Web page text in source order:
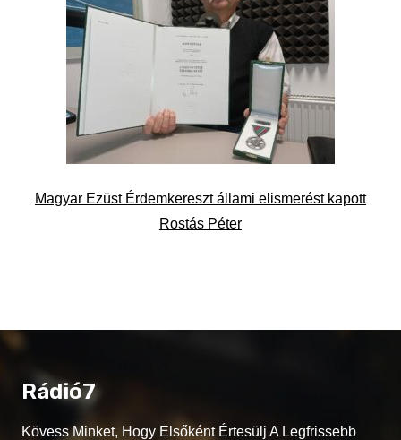
Magyar Ezüst Érdemkereszt állami elismerést kapott
Rostás Péter
Rádió7
Kövess Minket, Hogy Elsőként Értesülj A Legfrissebb